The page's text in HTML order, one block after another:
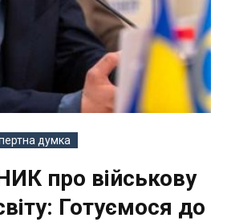
думка
про військову
Готуємося до